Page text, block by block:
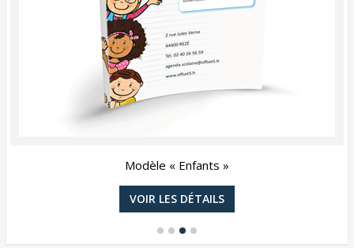
Modèle « Enfants »
VOIR LES DÉTAILS